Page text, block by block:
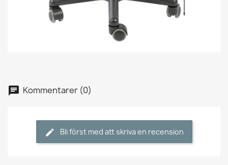
Kommentarer (0)
Bli först med att skriva en recension